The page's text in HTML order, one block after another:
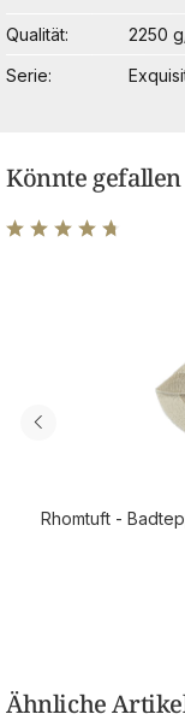
Qualität
2250
Serie
Könnte gefallen
Rhomtuft -
Ähnliche